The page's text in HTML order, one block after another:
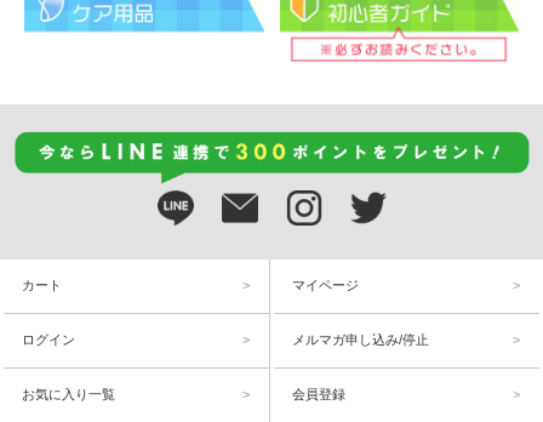
カート マイページ
ログイン メルマガ申し込み/停止
お気に入り一覧 会員登録